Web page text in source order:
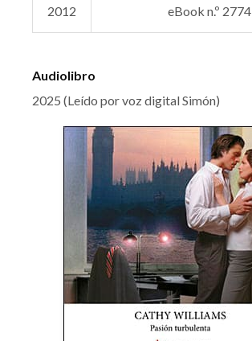
2012 eBook n.º 2774
Audiolibro
2025 (Leído por voz digital Simón)